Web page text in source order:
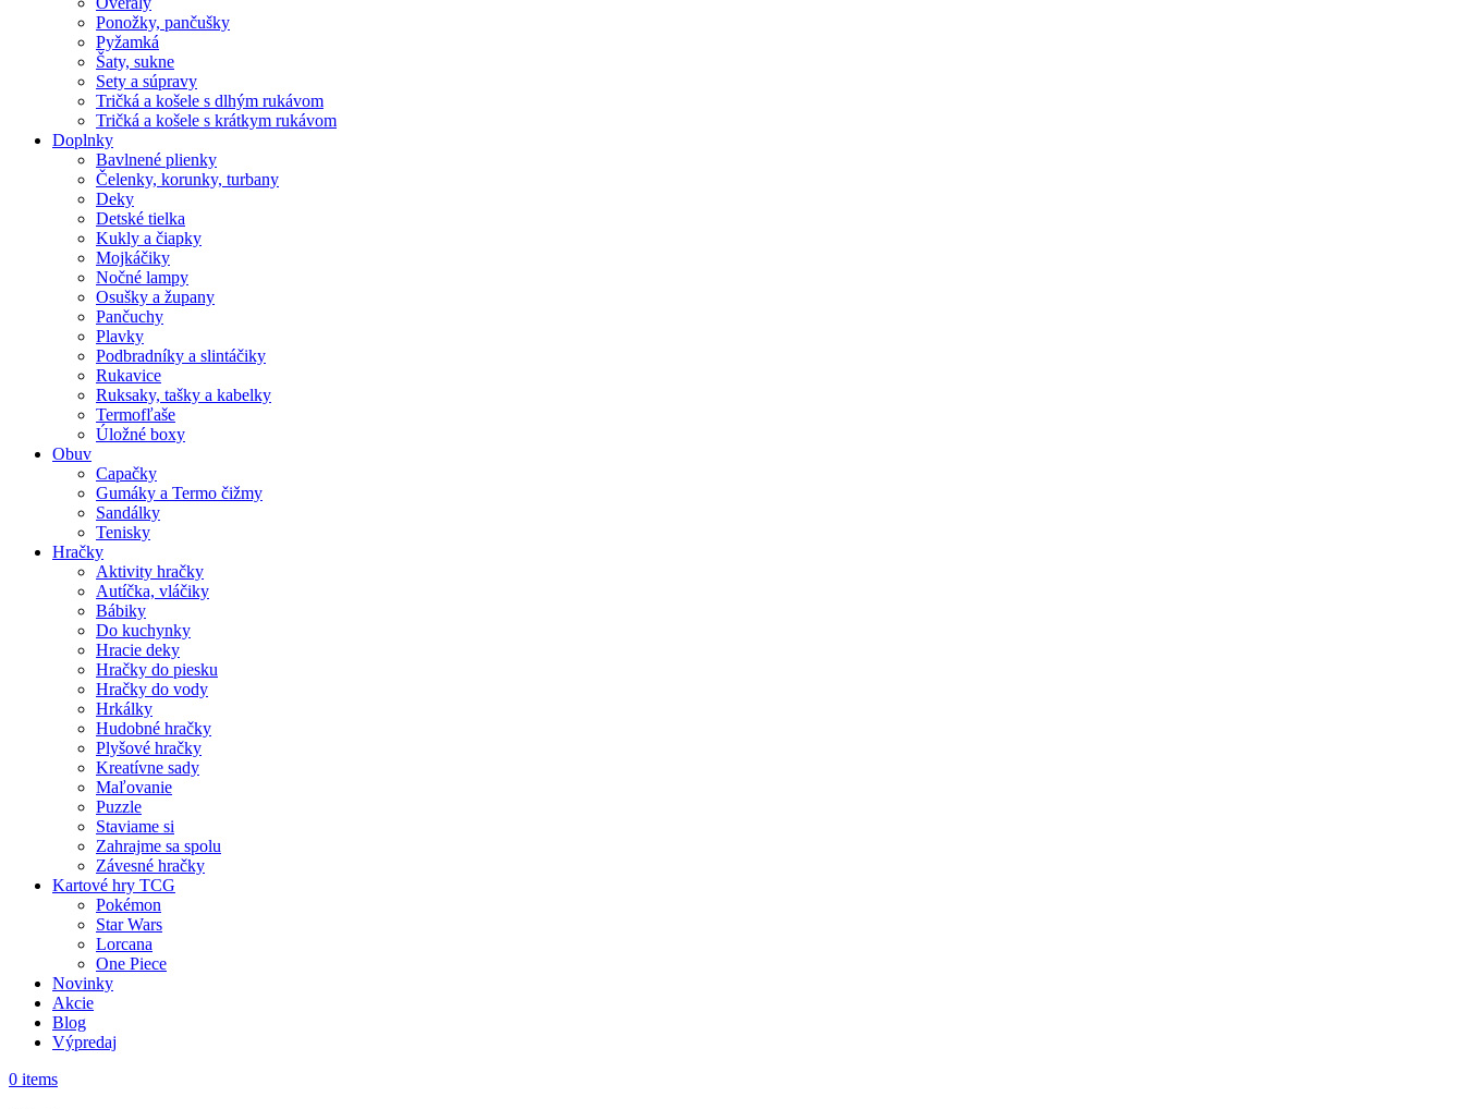
Ponožky, pančušky
Pyžamká
Šaty, sukne
Sety a súpravy
Tričká a košele s dlhým rukávom
Tričká a košele s krátkym rukávom
Doplnky
Bavlnené plienky
Čelenky, korunky, turbany
Deky
Detské tielka
Kukly a čiapky
Mojkáčiky
Nočné lampy
Osušky a župany
Pančuchy
Plavky
Podbradníky a slintáčiky
Rukavice
Ruksaky, tašky a kabelky
Termofľaše
Úložné boxy
Obuv
Capačky
Gumáky a Termo čižmy
Sandálky
Tenisky
Hračky
Aktivity hračky
Autíčka, vláčiky
Bábiky
Do kuchynky
Hracie deky
Hračky do piesku
Hračky do vody
Hrkálky
Hudobné hračky
Plyšové hračky
Kreatívne sady
Maľovanie
Puzzle
Staviame si
Zahrajme sa spolu
Závesné hračky
Kartové hry TCG
Pokémon
Star Wars
Lorcana
One Piece
Novinky
Akcie
Blog
Výpredaj
0 items